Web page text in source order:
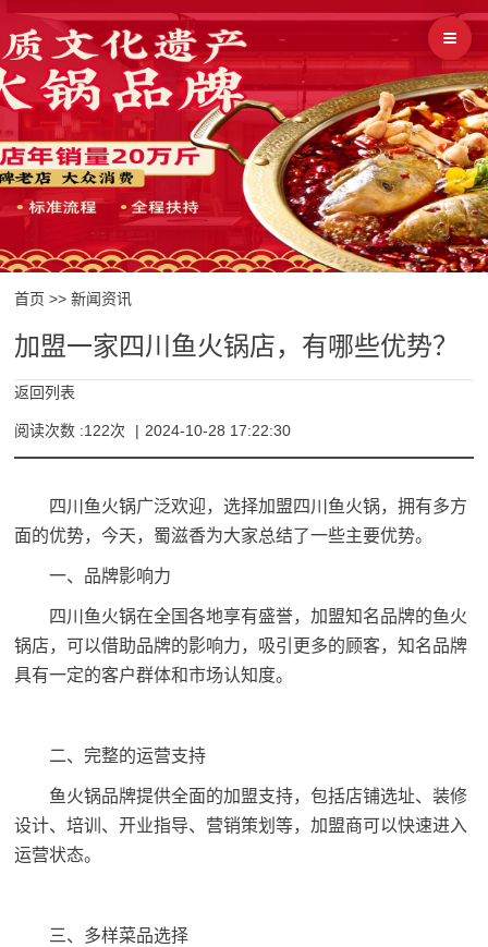
首页 >>新闻资讯
加盟一家四川鱼火锅店，有哪些优势？
返回列表
阅读次数 :122次 | 2024-10-28 17:22:30
四川鱼火锅广泛欢迎，选择加盟四川鱼火锅，拥有多方
面的优势，今天，蜀滋香为大家总结了一些主要优势。
一、品牌影响力
四川鱼火锅在全国各地享有盛誉，加盟知名品牌的鱼火
锅店，可以借助品牌的影响力，吸引更多的顾客，知名品牌
具有一定的客户群体和市场认知度。
二、完整的运营支持
鱼火锅品牌提供全面的加盟支持，包括店铺选址、装修
设计、培训、开业指导、营销策划等，加盟商可以快速进入
运营状态。
三、多样菜品选择